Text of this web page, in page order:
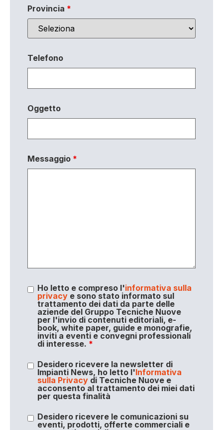
Provincia *
Telefono
Oggetto
Messaggio *
Ho letto e compreso l'informativa sulla
privacye sono stato informato sul
trattamento dei dati da parte delle
aziende del Gruppo Tecniche Nuove
per l'invio di contenuti editoriali, e-
book, white paper, guide e monografie,
inviti a eventi e convegni professionali
di interesse. *
Desidero ricevere la newsletter di
Impianti News, ho letto l'Informativa
sulla Privacydi Tecniche Nuove e
acconsento al trattamento dei miei dati
per questa finalità
Desidero ricevere le comunicazioni su
eventi, prodotti, offerte commerciali e